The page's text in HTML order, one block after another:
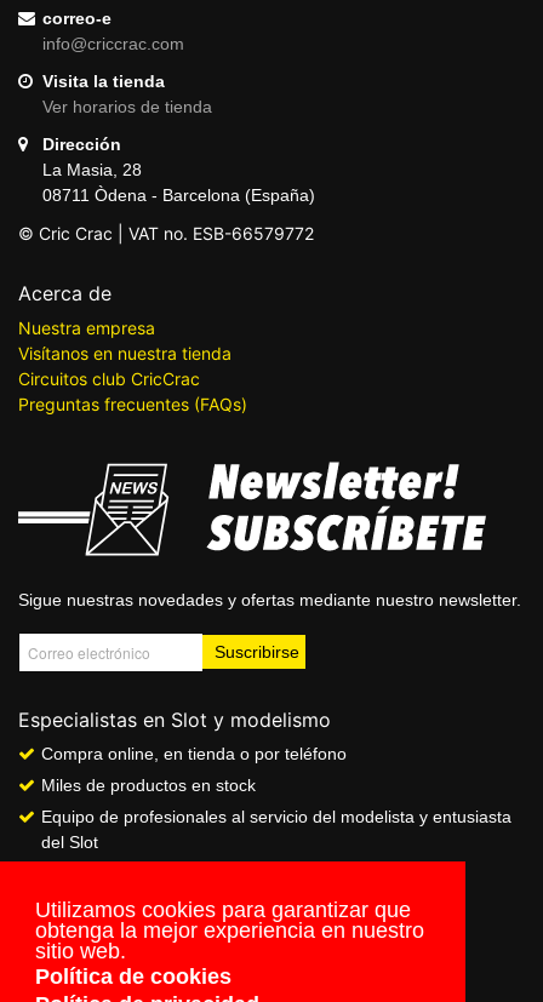
Utilizamos cookies para garantizar que
obtenga la mejor experiencia en nuestro
sitio web.
Política de cookies
correo-e
info@criccrac.com
Visita la tienda
Ver horarios de tienda
Dirección
La Masia, 28
08711 Òdena - Barcelona (España)
© Cric Crac | VAT no. ESB-66579772
Acerca de
Nuestra empresa
Visítanos en nuestra tienda
Circuitos club CricCrac
Preguntas frecuentes (FAQs)
Sigue nuestras novedades y ofertas mediante nuestro newsletter.
Especialistas en Slot y modelismo
Compra online, en tienda o por teléfono
Miles de productos en stock
Equipo de profesionales al servicio del modelista y entusiasta
del Slot
Servicio de pago seguro online
Envios a todo el mundo